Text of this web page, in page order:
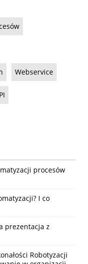
Webservice
procesów
I co
prezentacja z
Robotyzacji